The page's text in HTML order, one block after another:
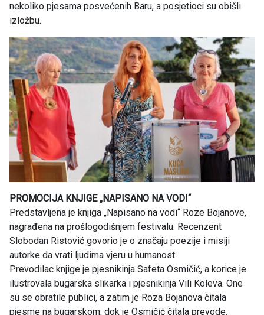
nekoliko pjesama posvećenih Baru, a posjetioci su obišli
izložbu.
PROMOCIJA KNJIGE „NAPISANO NA VODI“
Predstavljena je knjiga „Napisano na vodi“ Roze Bojanove,
nagrađena na prošlogodišnjem festivalu. Recenzent
Slobodan Ristović govorio je o značaju poezije i misiji
autorke da vrati ljudima vjeru u humanost.
Prevodilac knjige je pjesnikinja Safeta Osmičić, a korice je
ilustrovala bugarska slikarka i pjesnikinja Vili Koleva. One
su se obratile publici, a zatim je Roza Bojanova čitala
pjesme na bugarskom, dok je Osmičić čitala prevode.